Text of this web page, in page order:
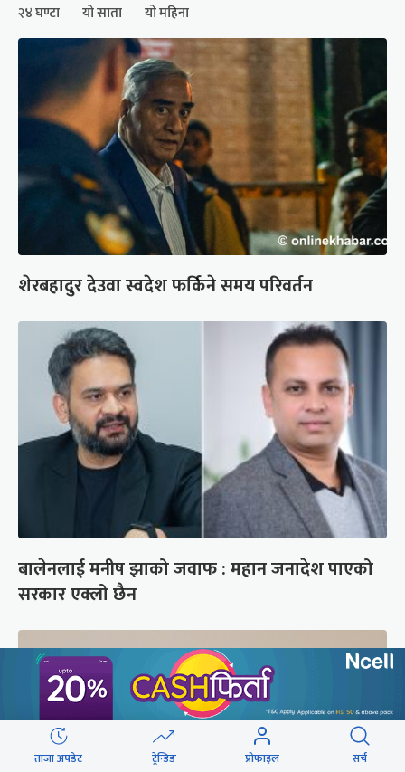
२४ घण्टा यो साता यो महिना
शेरबहादुर देउवा स्वदेश फर्किने समय परिवर्तन
बालेनलाई मनीष झाको जवाफ : महान जनादेश पाएको
सरकार एक्लो छैन
ताजा अपडेट ट्रेन्डिङ प्रोफाइल सर्च